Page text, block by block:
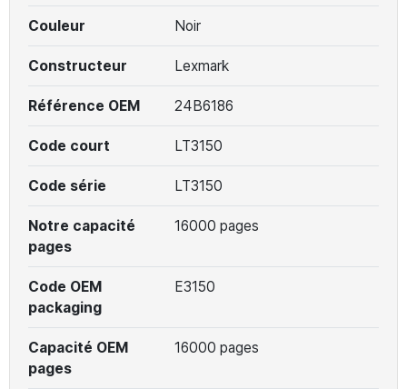
Couleur Noir
Constructeur Lexmark
Référence OEM 24B6186
Code court LT3150
Code série LT3150
Notre capacité
pages
16000 pages
Code OEM
packaging
E3150
Capacité OEM
pages
16000 pages